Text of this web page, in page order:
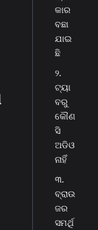
କାର
ବଛା
ଯାଇ
ଛି
୨.
ଟ୍ୟା
ବରୁ
କୌଣ
ସି
ଅଡିଓ
ନାହିଁ
୩.
ବ୍ରାଉ
ଜର
ସମର୍ଥି